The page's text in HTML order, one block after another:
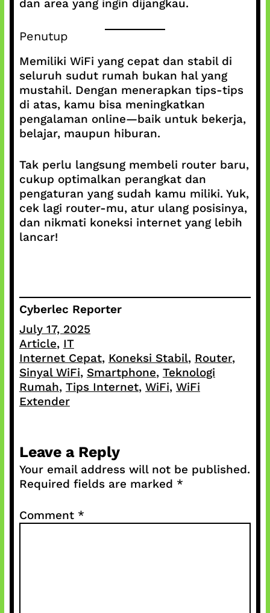
dan area yang ingin dijangkau.
Penutup
Memiliki WiFi yang cepat dan stabil di
seluruh sudut rumah bukan hal yang
mustahil. Dengan menerapkan tips-tips
di atas, kamu bisa meningkatkan
pengalaman online—baik untuk bekerja,
belajar, maupun hiburan.
Tak perlu langsung membeli router baru,
cukup optimalkan perangkat dan
pengaturan yang sudah kamu miliki. Yuk,
cek lagi router-mu, atur ulang posisinya,
dan nikmati koneksi internet yang lebih
lancar!
Cyberlec Reporter
July 17, 2025
Article, IT
Internet Cepat, Koneksi Stabil, Router ,
Sinyal WiFi, Smartphone, Teknologi
Rumah, Tips Internet, WiFi, WiFi
Extender
Leave a Reply
Your email address will not be published.
Required fields are marked *
Comment *